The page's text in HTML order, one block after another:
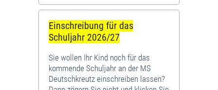
Einschreibung für das
Schuljahr 2026/27
Sie wollen Ihr Kind noch für das
kommende Schuljahr an der MS
Deutschkreutz einschreiben lassen?